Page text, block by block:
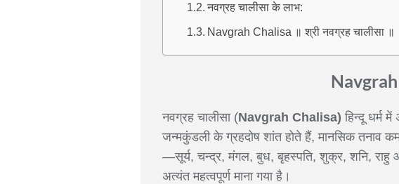
नवग्रह चालीसा के लाभ:
Navgrah Chalisa ॥ श्री नवग्रह चालीसा ॥
Navgrah
नवग्रह चालीसा (Navgrah Chalisa) हिन्दू धर्म
जन्मकुंडली के ग्रहदोष शांत होते हैं, मानसिक तनाव
—सूर्य, चन्द्र, मंगल, बुध, बृहस्पति, शुक्र, शनि, राहु
अत्यंत महत्वपूर्ण माना गया है।